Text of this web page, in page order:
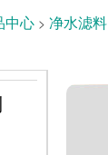
中心 > 净水滤料